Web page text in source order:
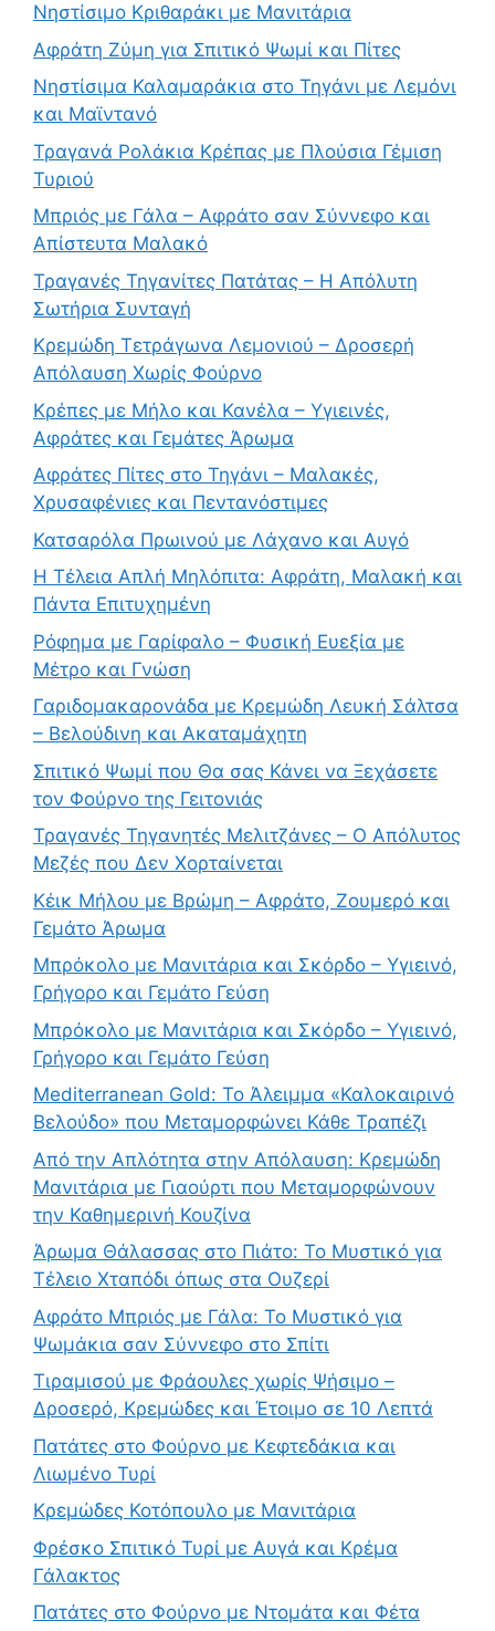
Νηστίσιμο Κριθαράκι με Μανιτάρια
Αφράτη Ζύμη για Σπιτικό Ψωμί και Πίτες
Νηστίσιμα Καλαμαράκια στο Τηγάνι με Λεμόνι
και Μαϊντανό
Τραγανά Ρολάκια Κρέπας με Πλούσια Γέμιση
Τυριού
Μπριός με Γάλα – Αφράτο σαν Σύννεφο και
Απίστευτα Μαλακό
Τραγανές Τηγανίτες Πατάτας – Η Απόλυτη
Σωτήρια Συνταγή
Κρεμώδη Τετράγωνα Λεμονιού – Δροσερή
Απόλαυση Χωρίς Φούρνο
Κρέπες με Μήλο και Κανέλα – Υγιεινές,
Αφράτες και Γεμάτες Άρωμα
Αφράτες Πίτες στο Τηγάνι – Μαλακές,
Χρυσαφένιες και Πεντανόστιμες
Κατσαρόλα Πρωινού με Λάχανο και Αυγό
Η Τέλεια Απλή Μηλόπιτα: Αφράτη, Μαλακή και
Πάντα Επιτυχημένη
Ρόφημα με Γαρίφαλο – Φυσική Ευεξία με
Μέτρο και Γνώση
Γαριδομακαρονάδα με Κρεμώδη Λευκή Σάλτσα
– Βελούδινη και Ακαταμάχητη
Σπιτικό Ψωμί που Θα σας Κάνει να Ξεχάσετε
τον Φούρνο της Γειτονιάς
Τραγανές Τηγανητές Μελιτζάνες – Ο Απόλυτος
Μεζές που Δεν Χορταίνεται
Κέικ Μήλου με Βρώμη – Αφράτο, Ζουμερό και
Γεμάτο Άρωμα
Μπρόκολο με Μανιτάρια και Σκόρδο – Υγιεινό,
Γρήγορο και Γεμάτο Γεύση
Μπρόκολο με Μανιτάρια και Σκόρδο – Υγιεινό,
Γρήγορο και Γεμάτο Γεύση
Mediterranean Gold: Το Άλειμμα «Καλοκαιρινό
Βελούδο» που Μεταμορφώνει Κάθε Τραπέζι
Από την Απλότητα στην Απόλαυση: Κρεμώδη
Μανιτάρια με Γιαούρτι που Μεταμορφώνουν
την Καθημερινή Κουζίνα
Άρωμα Θάλασσας στο Πιάτο: Το Μυστικό για
Τέλειο Χταπόδι όπως στα Ουζερί
Αφράτο Μπριός με Γάλα: Το Μυστικό για
Ψωμάκια σαν Σύννεφο στο Σπίτι
Τιραμισού με Φράουλες χωρίς Ψήσιμο –
Δροσερό, Κρεμώδες και Έτοιμο σε 10 Λεπτά
Πατάτες στο Φούρνο με Κεφτεδάκια και
Λιωμένο Τυρί
Κρεμώδες Κοτόπουλο με Μανιτάρια
Φρέσκο Σπιτικό Τυρί με Αυγά και Κρέμα
Γάλακτος
Πατάτες στο Φούρνο με Ντομάτα και Φέτα